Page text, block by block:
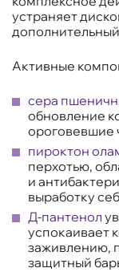
устраняет
Активные
сера
обновление
ороговевшие
пироктон
перхотью,
и
выработку
Д-пантенол
успокаивает
заживлению,
защитный